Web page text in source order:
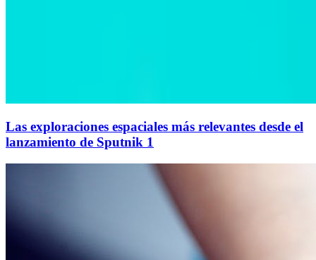
Las exploraciones espaciales más relevantes desde el
lanzamiento de Sputnik 1